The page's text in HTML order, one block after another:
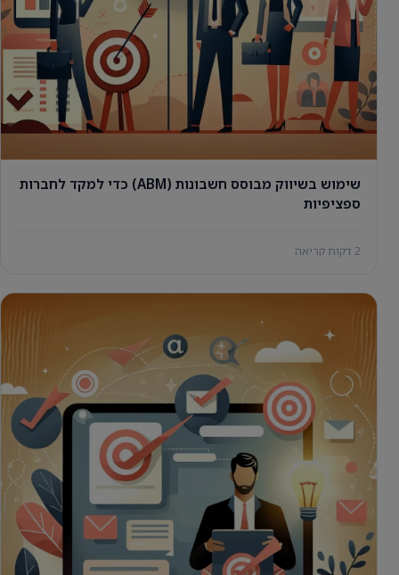
שימוש בשיווק מבוסס חשבונות (ABM) כדי למקד לחברות
ספציפיות
2 דקות קריאה